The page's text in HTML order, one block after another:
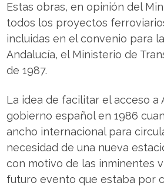
Estas obras, en opinión del
todos los proyectos
incluidas en el convenio para
Andalucía, el Ministerio de
de 1987.
La idea de facilitar el acceso
gobierno español en 1986
ancho internacional para
necesidad de una nueva
con motivo de las inminentes
futuro evento que estaba por